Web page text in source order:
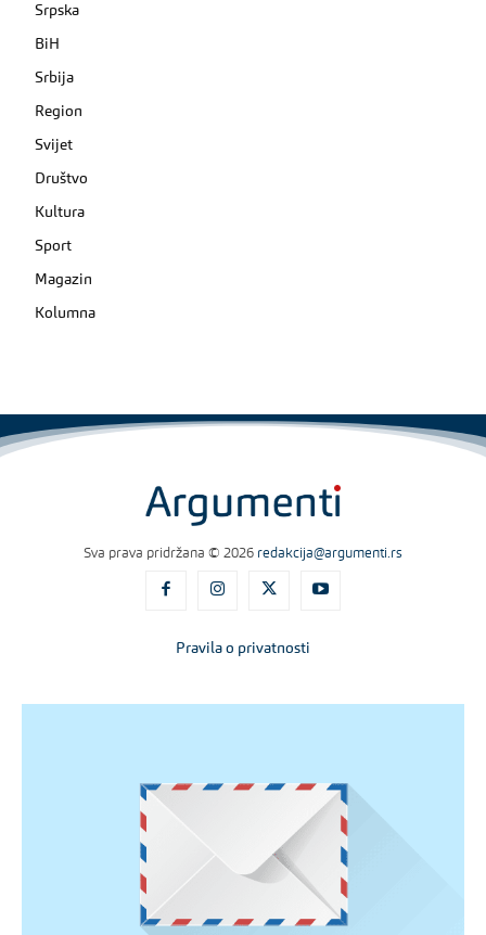
Srpska
BiH
Srbija
Region
Svijet
Društvo
Kultura
Sport
Magazin
Kolumna
Sva prava pridržana © 2026 redakcija@argumenti.rs
Pravila o privatnosti